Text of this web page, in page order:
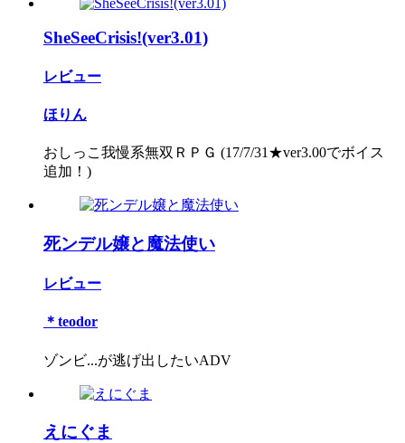
SheSeeCrisis!(ver3.01)
レビュー
ほりん
おしっこ我慢系無双ＲＰＧ (17/7/31★ver3.00でボイス
追加！)
死ンデル嬢と魔法使い
レビュー
＊teodor
ゾンビ...が逃げ出したいADV
えにぐま